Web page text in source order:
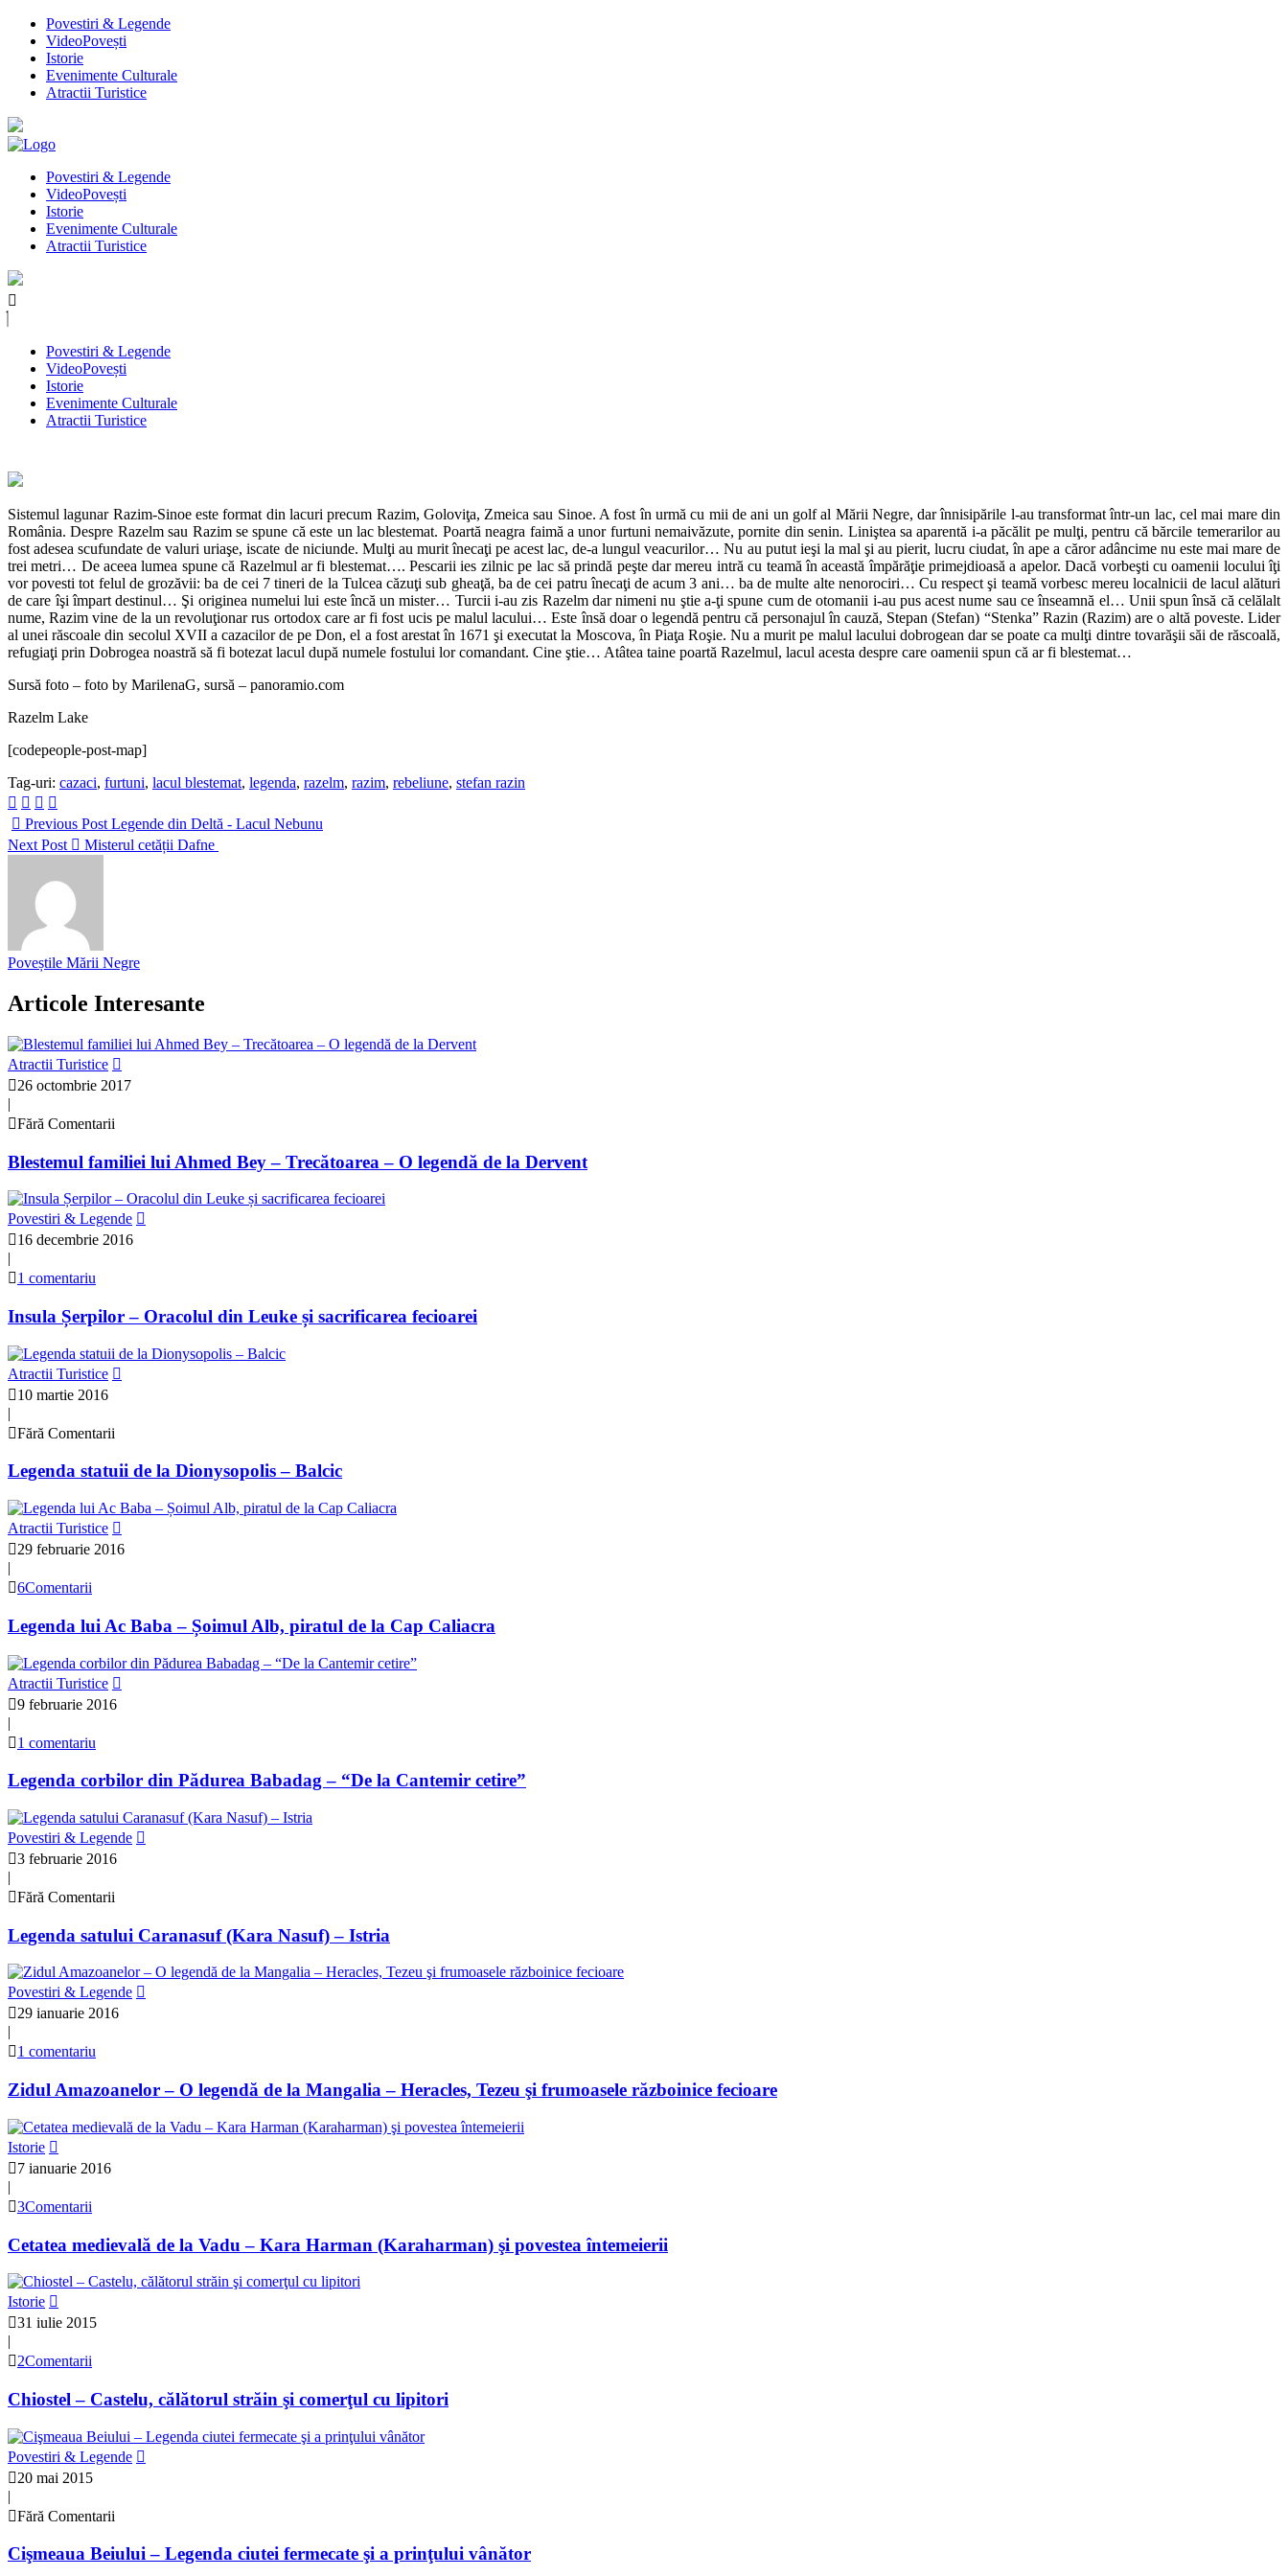
Povestiri & Legende
VideoPovești
Istorie
Evenimente Culturale
Atractii Turistice
Povestiri & Legende
VideoPovești
Istorie
Evenimente Culturale
Atractii Turistice
Povestiri & Legende
VideoPovești
Istorie
Evenimente Culturale
Atractii Turistice
Sistemul lagunar Razim-Sinoe este format din lacuri precum Razim, Goloviţa, Zmeica sau Sinoe. A fost în urmă cu mii de ani un golf al Mării Negre, dar înnisipările l-au transformat într-un lac, cel mai mare din
România. Despre Razelm sau Razim se spune că este un lac blestemat. Poartă neagra faimă a unor furtuni nemaivăzute, pornite din senin. Liniştea sa aparentă i-a păcălit pe mulţi, pentru că bărcile temerarilor au
fost adesea scufundate de valuri uriaşe, iscate de niciunde. Mulţi au murit înecaţi pe acest lac, de-a lungul veacurilor… Nu au putut ieşi la mal şi au pierit, lucru ciudat, în ape a căror adâncime nu este mai mare de
trei metri… De aceea lumea spune că Razelmul ar fi blestemat…. Pescarii ies zilnic pe lac să prindă peşte dar mereu intră cu teamă în această împărăţie primejdioasă a apelor. Dacă vorbeşti cu oamenii locului îţi
vor povesti tot felul de grozăvii: ba de cei 7 tineri de la Tulcea căzuţi sub gheaţă, ba de cei patru înecaţi de acum 3 ani… ba de multe alte nenorociri… Cu respect şi teamă vorbesc mereu localnicii de lacul alături
de care îşi împart destinul… Şi originea numelui lui este încă un mister… Turcii i-au zis Razelm dar nimeni nu ştie a-ţi spune cum de otomanii i-au pus acest nume sau ce înseamnă el… Unii spun însă că celălalt
nume, Razim vine de la un revoluţionar rus ortodox care ar fi fost ucis pe malul lacului… Este însă doar o legendă pentru că personajul în cauză, Stepan (Stefan) “Stenka” Razin (Razim) are o altă poveste. Lider
al unei răscoale din secolul XVII a cazacilor de pe Don, el a fost arestat în 1671 şi executat la Moscova, în Piaţa Roşie. Nu a murit pe malul lacului dobrogean dar se poate ca mulţi dintre tovarăşii săi de răscoală,
refugiaţi prin Dobrogea noastră să fi botezat lacul după numele fostului lor comandant. Cine ştie… Atâtea taine poartă Razelmul, lacul acesta despre care oamenii spun că ar fi blestemat…
Sursă foto – foto by MarilenaG, sursă – panoramio.com
Razelm Lake
[codepeople-post-map]
Tag-uri: cazaci, furtuni, lacul blestemat, legenda, razelm, razim, rebeliune, stefan razin
Previous Post Legende din Deltă - Lacul Nebunu
Next Post
Misterul cetății Dafne
Poveștile Mării Negre
Articole Interesante
Atractii Turistice
26 octombrie 2017
|
Fără Comentarii
Blestemul familiei lui Ahmed Bey – Trecătoarea – O legendă de la Dervent
Povestiri & Legende
16 decembrie 2016
|
1 comentariu
Insula Șerpilor – Oracolul din Leuke și sacrificarea fecioarei
Atractii Turistice
10 martie 2016
|
Fără Comentarii
Legenda statuii de la Dionysopolis – Balcic
Atractii Turistice
29 februarie 2016
|
6Comentarii
Legenda lui Ac Baba – Șoimul Alb, piratul de la Cap Caliacra
Atractii Turistice
9 februarie 2016
|
1 comentariu
Legenda corbilor din Pădurea Babadag – “De la Cantemir cetire”
Povestiri & Legende
3 februarie 2016
|
Fără Comentarii
Legenda satului Caranasuf (Kara Nasuf) – Istria
Povestiri & Legende
29 ianuarie 2016
|
1 comentariu
Zidul Amazoanelor – O legendă de la Mangalia – Heracles, Tezeu şi frumoasele războinice fecioare
Istorie
7 ianuarie 2016
|
3Comentarii
Cetatea medievală de la Vadu – Kara Harman (Karaharman) şi povestea întemeierii
Istorie
31 iulie 2015
|
2Comentarii
Chiostel – Castelu, călătorul străin şi comerţul cu lipitori
Povestiri & Legende
20 mai 2015
|
Fără Comentarii
Cişmeaua Beiului – Legenda ciutei fermecate şi a prinţului vânător